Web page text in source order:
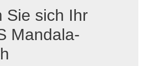
Sie sich Ihr
Mandala-